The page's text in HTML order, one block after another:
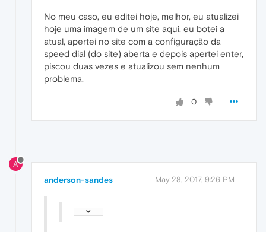
No meu caso, eu editei hoje, melhor, eu atualizei
hoje uma imagem de um site aqui, eu botei a
atual, apertei no site com a configuração da
speed dial (do site) aberta e depois apertei enter,
piscou duas vezes e atualizou sem nenhum
problema.
0
A
anderson-sandes May 28, 2017, 9:26 PM